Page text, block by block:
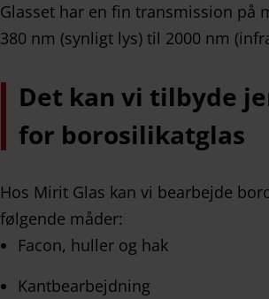
Glasset har en fin transmission på
380 nm (synligt lys) til 2000 nm
Det kan vi tilbyde
for borosilikatglas
Hos Mirit Glas kan vi bearbejde
følgende måder:
Facon, huller og hak
Kantbearbejdning